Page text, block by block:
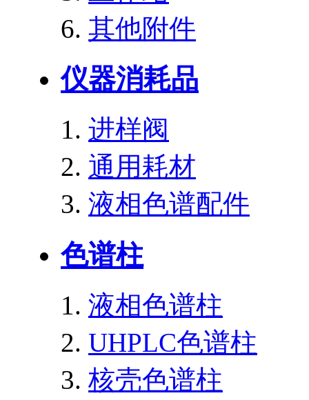
其他附件
仪器消耗品
进样阀
通用耗材
液相色谱配件
色谱柱
液相色谱柱
UHPLC色谱柱
核壳色谱柱